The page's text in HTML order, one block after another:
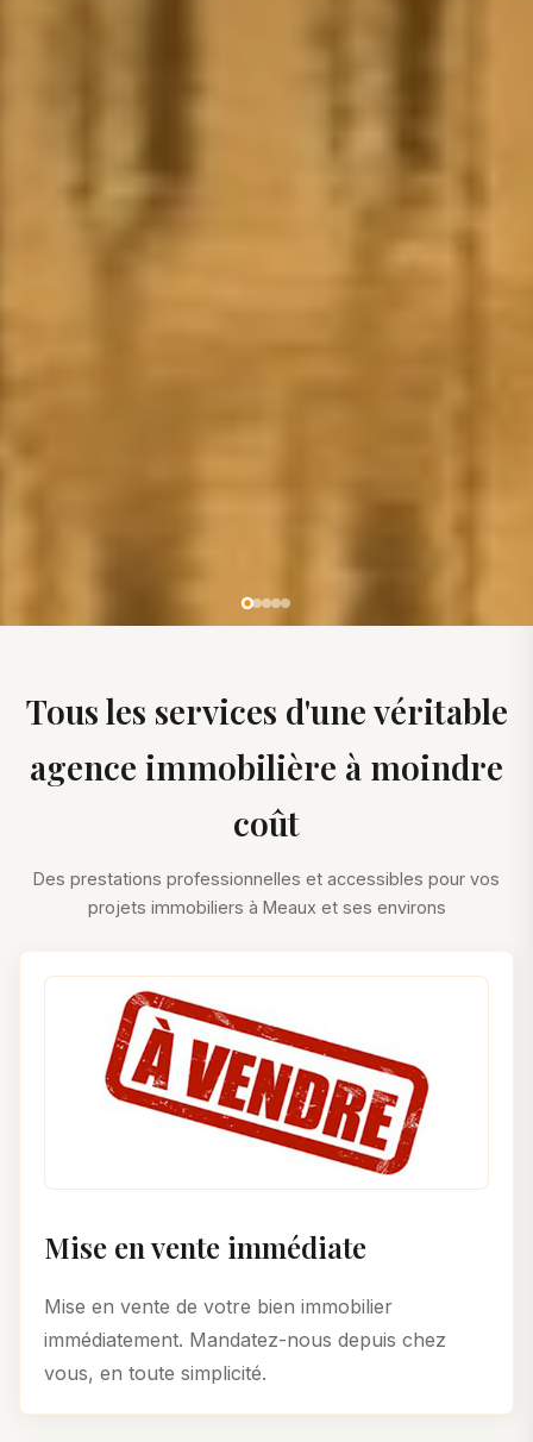
Tous les services d'une véritable
agence immobilière à moindre
coût
Des prestations professionnelles et accessibles pour vos
projets immobiliers à Meaux et ses environs
Mise en vente immédiate
Mise en vente de votre bien immobilier
immédiatement. Mandatez-nous depuis chez
vous, en toute simplicité.